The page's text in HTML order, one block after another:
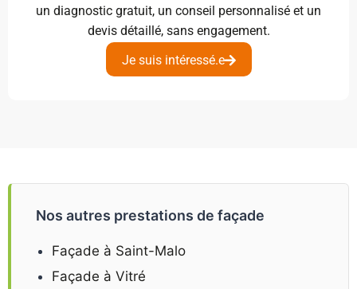
un diagnostic gratuit, un conseil personnalisé et un
devis détaillé, sans engagement.
Je suis intéressé.e
Nos autres prestations de façade
Façade à Saint-Malo
Façade à Vitré